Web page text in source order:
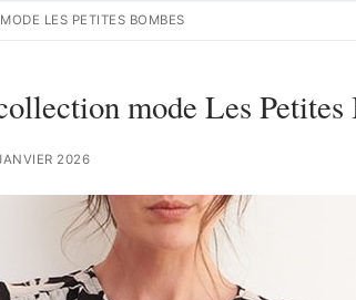
LES PETITES BOMBES
mode Les Petites
2026